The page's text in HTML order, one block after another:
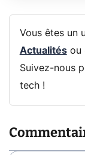
Vous êtes un
Actualitésou
Suivez-nous
tech !